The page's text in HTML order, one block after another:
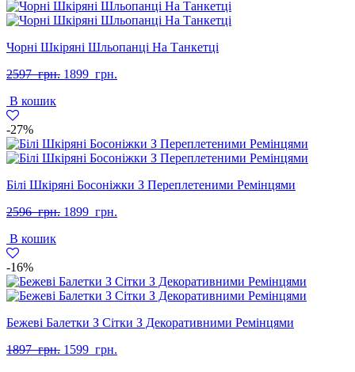
Чорні Шкіряні Шльопанці На Танкетці
2597 грн. Оригінальна
1899 грн.
В кошик
-27%
Білі Шкіряні Босоніжки З Переплетеними Ремінцями
2596 грн. Оригінальна
1899 грн.
В кошик
-16%
Бежеві Балетки З Сітки З Декоративними Ремінцями
1897 грн. Оригінальна
1599 грн.